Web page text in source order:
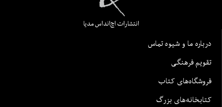
انتشارات اچ‌اند‌اس مدیا
درباره ما و شیوه تماس
تقویم فرهنگی
فروشگاه‌های کتاب
کتابخانه‌های بزرگ